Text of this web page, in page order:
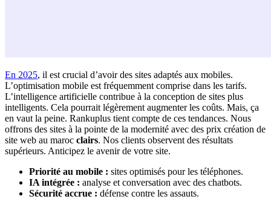
En 2025, il est crucial d’avoir des sites adaptés aux mobiles.
L’optimisation mobile est fréquemment comprise dans les tarifs.
L’intelligence artificielle contribue à la conception de sites plus
intelligents. Cela pourrait légèrement augmenter les coûts. Mais, ça
en vaut la peine. Rankuplus tient compte de ces tendances. Nous
offrons des sites à la pointe de la modernité avec des prix création de
site web au maroc clairs. Nos clients observent des résultats
supérieurs. Anticipez le avenir de votre site.
Priorité au mobile : sites optimisés pour les téléphones.
IA intégrée : analyse et conversation avec des chatbots.
Sécurité accrue : défense contre les assauts.